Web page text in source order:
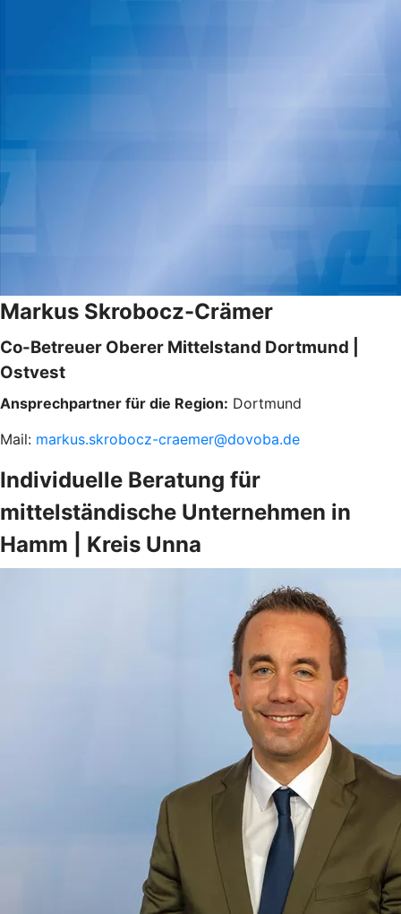
Markus Skrobocz-Crämer
Co-Betreuer Oberer Mittelstand Dortmund |
Ostvest
Ansprechpartner für die Region: Dortmund
Mail: markus.skrobocz-craemer@dovoba.de
Individuelle Beratung für
mittelständische Unternehmen in
Hamm | Kreis Unna